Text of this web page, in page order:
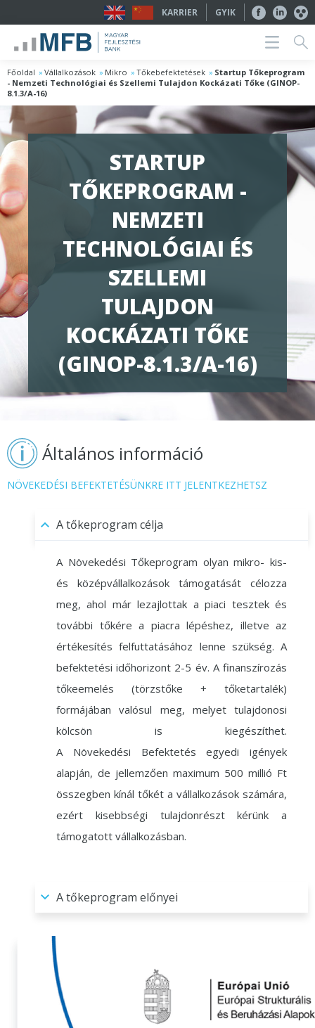
KARRIER GYIK
Főoldal Vállalkozások Mikro Tőkebefektetések
Startup Tőkeprogram
- Nemzeti Technológiai és Szellemi Tulajdon Kockázati Tőke (GINOP-
8.1.3/A-16)
STARTUP
TŐKEPROGRAM -
NEMZETI
TECHNOLÓGIAI ÉS
SZELLEMI
TULAJDON
KOCKÁZATI TŐKE
(GINOP-8.1.3/A-16)
Általános információ
NÖVEKEDÉSI BEFEKTETÉSÜNKRE ITT JELENTKEZHETSZ
A tőkeprogram célja
A Növekedési Tőkeprogram olyan mikro- kis-
és középvállalkozások támogatását célozza
meg, ahol már lezajlottak a piaci tesztek és
további tőkére a piacra lépéshez, illetve az
értékesítés felfuttatásához lenne szükség. A
befektetési időhorizont 2-5 év. A finanszírozás
tőkeemelés (törzstőke + tőketartalék)
formájában valósul meg, melyet tulajdonosi
kölcsön is kiegészíthet.
A Növekedési Befektetés egyedi igények
alapján, de jellemzően maximum 500 millió Ft
összegben kínál tőkét a vállalkozások számára,
ezért kisebbségi tulajdonrészt kérünk a
támogatott vállalkozásban.
A tőkeprogram előnyei